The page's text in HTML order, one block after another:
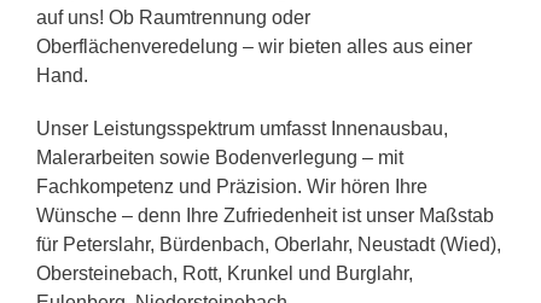
auf uns! Ob Raumtrennung oder
Oberflächenveredelung – wir bieten alles aus einer
Hand.
Unser Leistungsspektrum umfasst Innenausbau,
Malerarbeiten sowie Bodenverlegung – mit
Fachkompetenz und Präzision. Wir hören Ihre
Wünsche – denn Ihre Zufriedenheit ist unser Maßstab
für Peterslahr, Bürdenbach, Oberlahr, Neustadt (Wied),
Obersteinebach, Rott, Krunkel und Burglahr,